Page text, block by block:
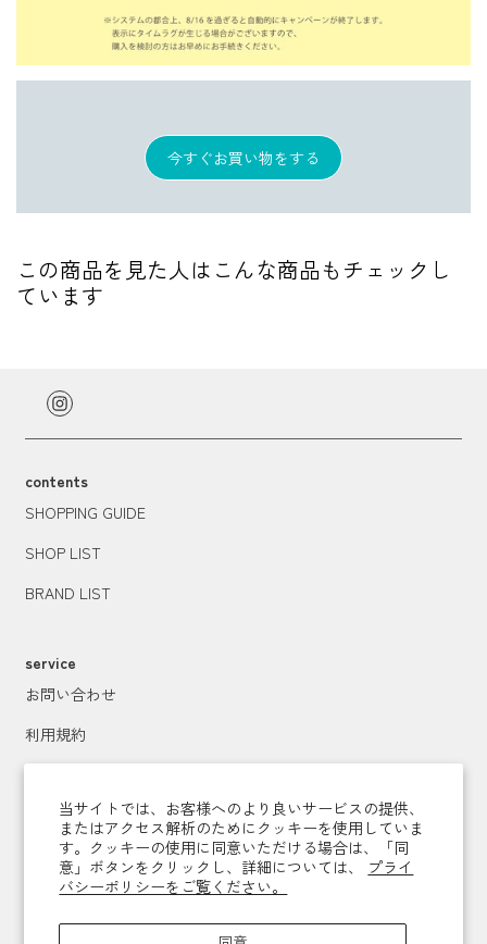
当サイトでは、お客様へのより良いサービスの提供、
またはアクセス解析のためにクッキーを使用していま
す。クッキーの使用に同意いただける場合は、「同
意」ボタンをクリックし、詳細については、 プライ
バシーポリシーをご覧ください。
今すぐお買い物をする
この商品を見た人はこんな商品もチェックし
ています
contents
SHOPPING GUIDE
SHOP LIST
BRAND LIST
service
お問い合わせ
利用規約
特定商取引法に基づく表記
運営会社
メールマガジン登録